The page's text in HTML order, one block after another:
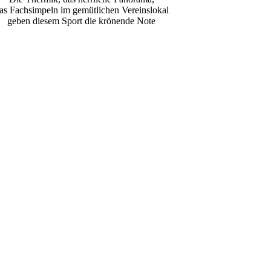
Fachsimpeln im gemütlichen Vereinslokal
geben diesem Sport die krönende Note